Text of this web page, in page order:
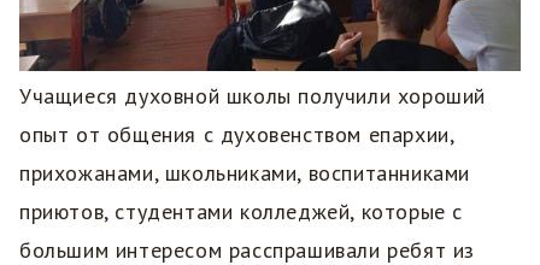
Учащиеся духовной школы получили хороший
опыт от общения с духовенством епархии,
прихожанами, школьниками, воспитанниками
приютов, студентами колледжей, которые с
большим интересом расспрашивали ребят из